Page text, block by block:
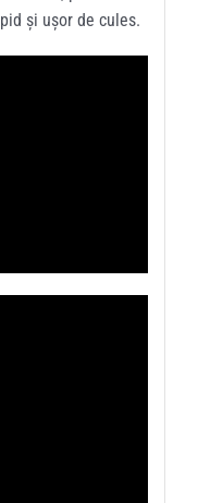
și ușor de cules.